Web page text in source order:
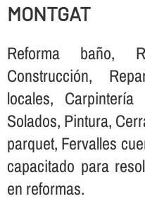
MONTGAT
Reforma baño,
Construcción,
locales,
Solados, Pintura,
parquet, Fervalles
capacitado para
en reformas.